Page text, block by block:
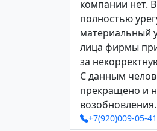
компании нет.
полностью
материальный
лица фирмы
за
С данным
прекращено и
возобновления.
+7(920)009-05-41